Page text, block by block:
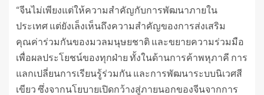
“จีนไม่เพียงแต่ให้ความสำคัญกับการพัฒนาภายใน
ประเทศ แต่ยังเล็งเห็นถึงความสำคัญของการส่งเสริม
คุณค่าร่วมกันของมวลมนุษยชาติ และขยายความร่วมมือ
เพื่อผลประโยชน์ของทุกฝ่าย ทั้งในด้านการค้าพหุภาคี การ
แลกเปลี่ยนการเรียนรู้ร่วมกัน และการพัฒนาระบบนิเวศสี
เขียว ซึ่งจากนโยบายเปิดกว้างสู่ภายนอกของจีนจากการ